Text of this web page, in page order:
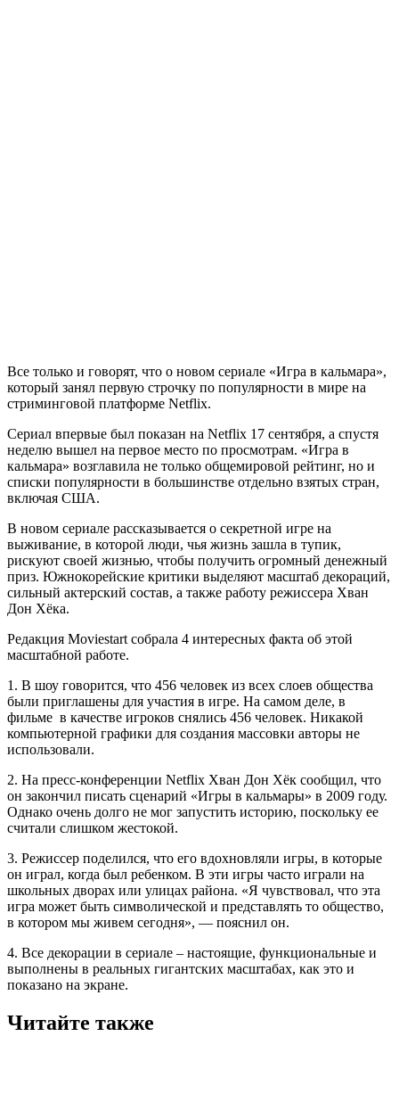
Все только и говорят, что о новом сериале «Игра в кальмара»,
который занял первую строчку по популярности в мире на
стриминговой платформе Netflix.
Сериал впервые был показан на Netflix 17 сентября, а спустя
неделю вышел на первое место по просмотрам. «Игра в
кальмара» возглавила не только общемировой рейтинг, но и
списки популярности в большинстве отдельно взятых стран,
включая США.
В новом сериале рассказывается о секретной игре на
выживание, в которой люди, чья жизнь зашла в тупик,
рискуют своей жизнью, чтобы получить огромный денежный
приз. Южнокорейские критики выделяют масштаб декораций,
сильный актерский состав, а также работу режиссера Хван
Дон Хёка.
Редакция Moviestart собрала 4 интересных факта об этой
масштабной работе.
1. В шоу говорится, что 456 человек из всех слоев общества
были приглашены для участия в игре. На самом деле, в
фильме в качестве игроков снялись 456 человек. Никакой
компьютерной графики для создания массовки авторы не
использовали.
2. На пресс-конференции Netflix Хван Дон Хёк сообщил, что
он закончил писать сценарий «Игры в кальмары» в 2009 году.
Однако очень долго не мог запустить историю, поскольку ее
считали слишком жестокой.
3. Режиссер поделился, что его вдохновляли игры, в которые
он играл, когда был ребенком. В эти игры часто играли на
школьных дворах или улицах района. «Я чувствовал, что эта
игра может быть символической и представлять то общество,
в котором мы живем сегодня», — пояснил он.
4. Все декорации в сериале – настоящие, функциональные и
выполнены в реальных гигантских масштабах, как это и
показано на экране.
Читайте также